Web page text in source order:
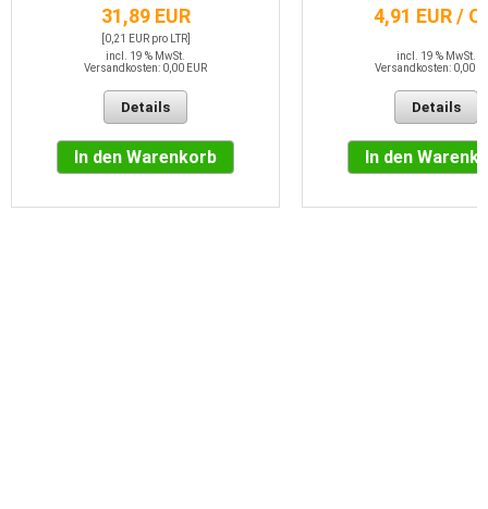
31,89 EUR
[0,21 EUR pro LTR]
incl. 19 % MwSt.
Versandkosten: 0,00 EUR
Details
In den Warenkorb
4,91 EUR /
incl. 19 % MwSt.
Versandkosten: 0,00
Details
In den